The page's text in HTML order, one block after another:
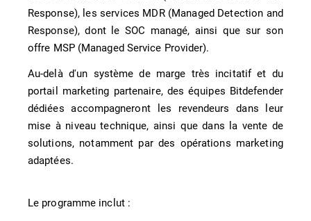
Response), les services MDR (Managed Detection and
Response), dont le SOC managé, ainsi que sur son
offre MSP (Managed Service Provider).
Au-delà d'un système de marge très incitatif et du
portail marketing partenaire, des équipes Bitdefender
dédiées accompagneront les revendeurs dans leur
mise à niveau technique, ainsi que dans la vente de
solutions, notamment par des opérations marketing
adaptées.
Le programme inclut :